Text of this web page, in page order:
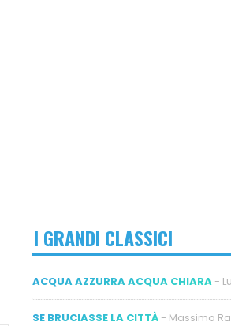
I GRANDI CLASSICI
ACQUA AZZURRA ACQUA CHIARA -
SE BRUCIASSE LA CITTÀ - Massimo